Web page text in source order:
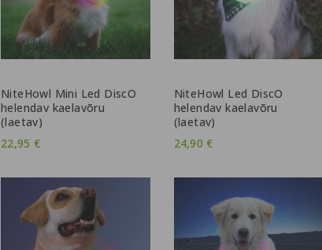
NiteHowl Mini Led DiscO
helendav kaelavõru
(laetav)
22,95 €
NiteHowl Led DiscO
helendav kaelavõru
(laetav)
24,90 €